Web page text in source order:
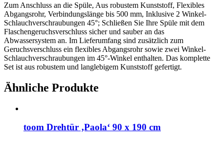
Zum Anschluss an die Spüle, Aus robustem Kunststoff, Flexibles
Abgangsrohr, Verbindungslänge bis 500 mm, Inklusive 2 Winkel-
Schlauchverschraubungen 45°; Schließen Sie Ihre Spüle mit dem
Flaschengeruchsverschluss sicher und sauber an das
Abwassersystem an. Im Lieferumfang sind zusätzlich zum
Geruchsverschluss ein flexibles Abgangsrohr sowie zwei Winkel-
Schlauchverschraubungen im 45°-Winkel enthalten. Das komplette
Set ist aus robustem und langlebigem Kunststoff gefertigt.
Ähnliche Produkte
toom Drehtür ‚Paola‘ 90 x 190 cm